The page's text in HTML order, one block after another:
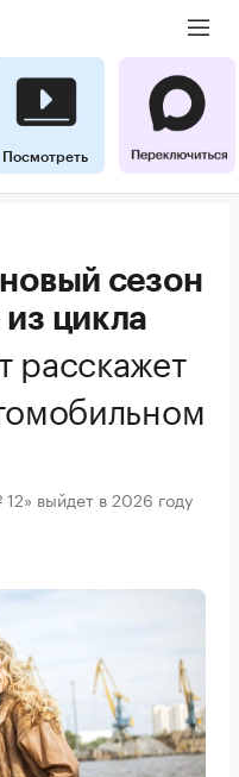
Посмотреть
сезон
цикла
расскажет
выйдет в 2026 году